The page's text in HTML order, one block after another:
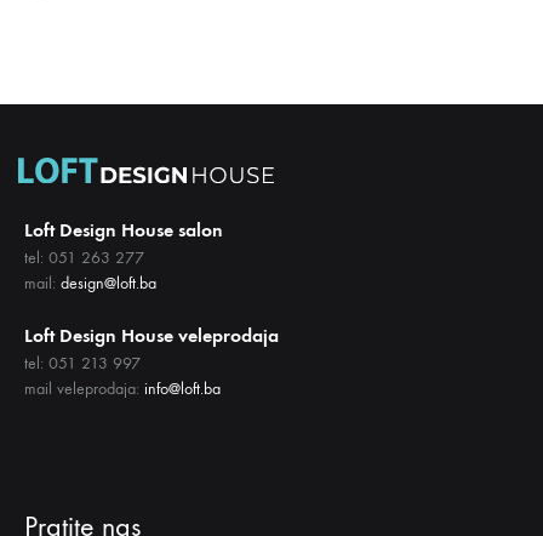
Loft Design House salon
tel: 051 263 277
mail: design@loft.ba
Loft Design House veleprodaja
tel: 051 213 997
mail veleprodaja: info@loft.ba
Pratite nas